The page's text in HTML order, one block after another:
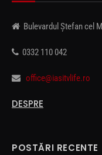
Bulevardul Ștefan cel
0332 110 042
office@iasitvlife.ro
DESPRE
POSTĂRI RECENTE